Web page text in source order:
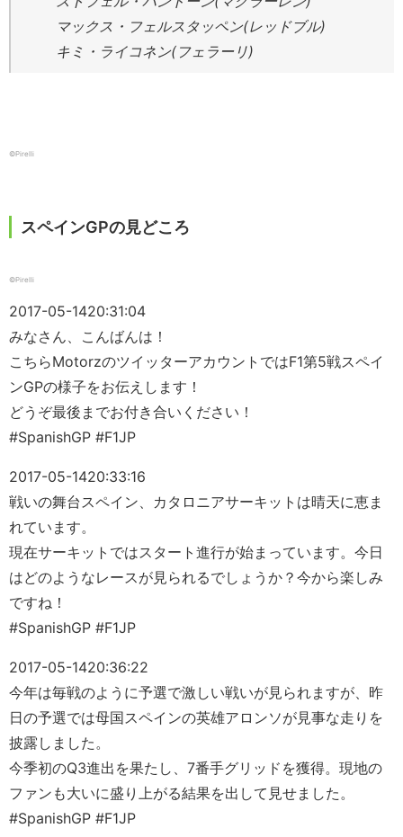
マックス・フェルスタッペン(レッドブル)
キミ・ライコネン(フェラーリ)
©Pirelli
スペインGPの見どころ
©Pirelli
2017-05-1420:31:04
みなさん、こんばんは！
こちらMotorzのツイッターアカウントではF1第5戦スペイ
ンGPの様子をお伝えします！
どうぞ最後までお付き合いください！
#SpanishGP #F1JP
2017-05-1420:33:16
戦いの舞台スペイン、カタロニアサーキットは晴天に恵ま
れています。
現在サーキットではスタート進行が始まっています。今日
はどのようなレースが見られるでしょうか？今から楽しみ
ですね！
#SpanishGP #F1JP
2017-05-1420:36:22
今年は毎戦のように予選で激しい戦いが見られますが、昨
日の予選では母国スペインの英雄アロンソが見事な走りを
披露しました。
今季初のQ3進出を果たし、7番手グリッドを獲得。現地の
ファンも大いに盛り上がる結果を出して見せました。
#SpanishGP #F1JP